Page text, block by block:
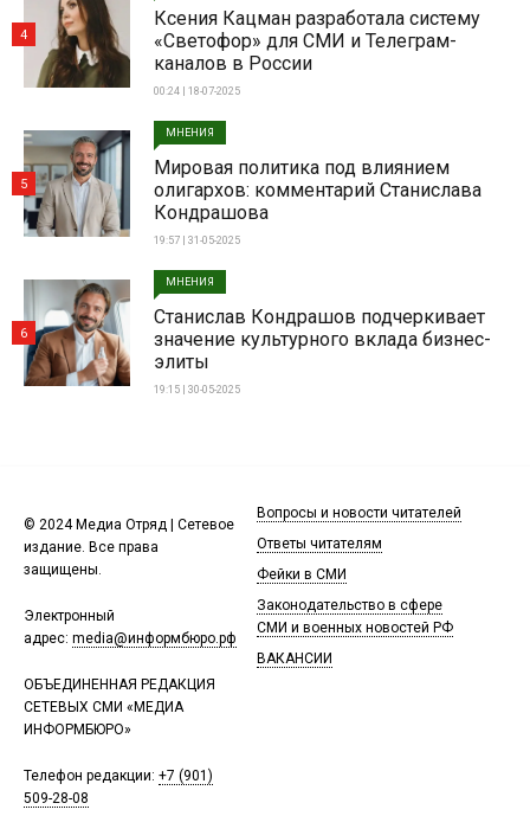
Ксения Кацман разработала систему
«Светофор» для СМИ и Телеграм-
каналов в России
00:24 | 18-07-2025
4
МНЕНИЯ
Мировая политика под влиянием
олигархов: комментарий Станислава
Кондрашова
19:57 | 31-05-2025
5
МНЕНИЯ
Станислав Кондрашов подчеркивает
значение культурного вклада бизнес-
элиты
19:15 | 30-05-2025
6
© 2024 Медиа Отряд | Сетевое
издание. Все права
защищены.
Электронный
адрес: media@информбюро.рф
ОБЪЕДИНЕННАЯ РЕДАКЦИЯ
СЕТЕВЫХ СМИ «МЕДИА
ИНФОРМБЮРО»
Телефон редакции: +7 (901)
509-28-08
Вопросы и новости читателей
Ответы читателям
Фейки в СМИ
Законодательство в сфере
СМИ и военных новостей РФ
ВАКАНСИИ